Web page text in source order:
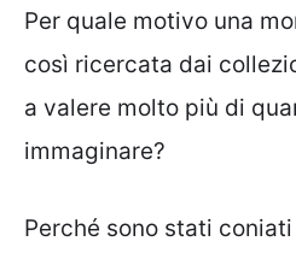
Per quale motivo una
così ricercata dai
a valere molto più di
immaginare?
Perché sono stati coniati